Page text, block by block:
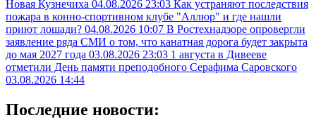
Новая Кузнечиха 04.08.2026 23:03 Как устраняют последствия
пожара в конно-спортивном клубе "Аллюр" и где нашли
приют лошади? 04.08.2026 10:07 В Ростехнадзоре опровергли
заявление ряда СМИ о том, что канатная дорога будет закрыта
до мая 2027 года 03.08.2026 23:03 1 августа в Дивееве
отметили День памяти преподобного Серафима Саровского
03.08.2026 14:44
Последние новости: